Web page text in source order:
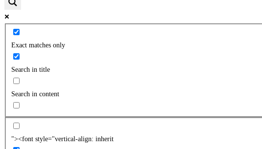
Exact matches only
Search in title
Search in content
"><font style="vertical-align: inherit